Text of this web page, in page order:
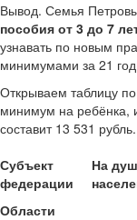
Вывод. Семья
пособия от 3 до 7
узнавать по новым
минимумами за 21
Открываем таблицу
минимум на ребёнка,
составит 13 531 рубль.
Субъект
федерации
На
Области